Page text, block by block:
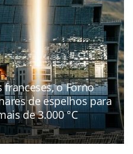
o Forno
de espelhos para
de 3.000 °C